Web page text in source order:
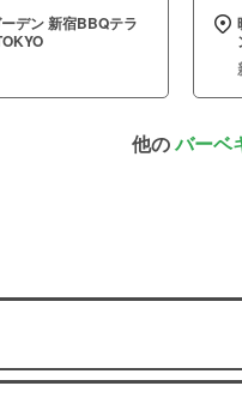
デン 新宿BBQテラ
他のバーベ